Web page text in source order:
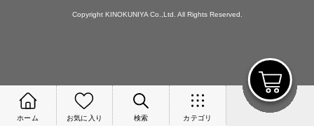
ホーム お気に入り 検索 カテゴリ
Copyright KINOKUNIYA Co.,Ltd. All Rights Reserved.